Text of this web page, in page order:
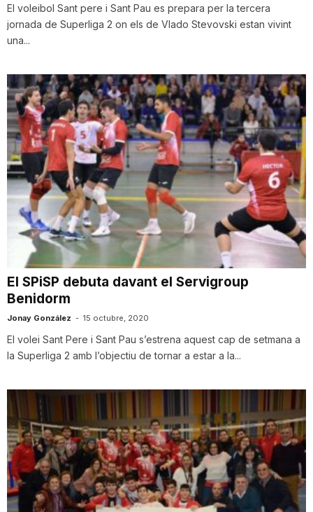
El voleibol Sant pere i Sant Pau es prepara per la tercera
jornada de Superliga 2 on els de Vlado Stevovski estan vivint
una...
El SPiSP debuta davant el Servigroup
Benidorm
Jonay González - 15 octubre, 2020
El volei Sant Pere i Sant Pau s’estrena aquest cap de setmana a
la Superliga 2 amb l’objectiu de tornar a estar a la...